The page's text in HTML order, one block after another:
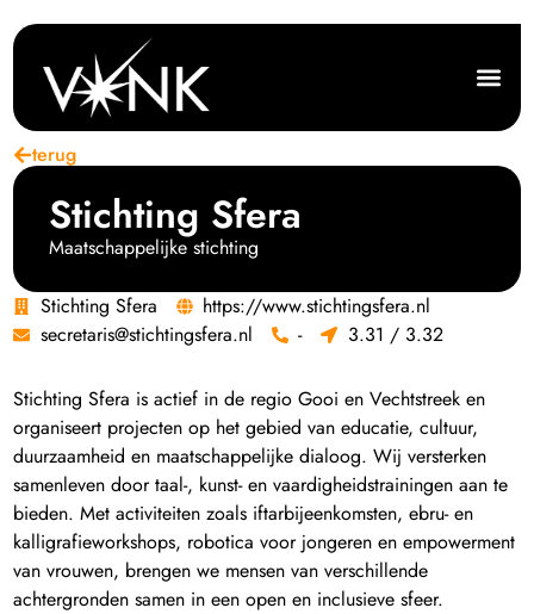
Stichting Sfera
Maatschappelijke stichting
Stichting Sfera
https://www.stichtingsfera.nl
secretaris@stichtingsfera.nl
- 3.31 / 3.32
terug
Stichting Sfera is actief in de regio Gooi en Vechtstreek en
organiseert projecten op het gebied van educatie, cultuur,
duurzaamheid en maatschappelijke dialoog. Wij versterken
samenleven door taal-, kunst- en vaardigheidstrainingen aan te
bieden. Met activiteiten zoals iftarbijeenkomsten, ebru- en
kalligrafieworkshops, robotica voor jongeren en empowerment
van vrouwen, brengen we mensen van verschillende
achtergronden samen in een open en inclusieve sfeer.